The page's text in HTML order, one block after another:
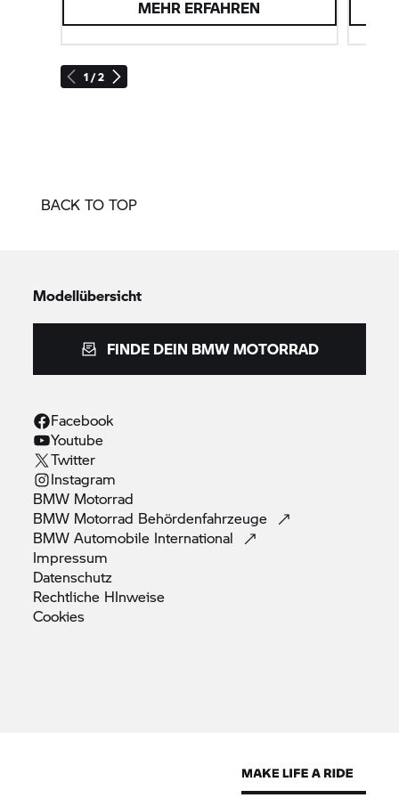
1 / 2
MEHR ERFAHREN
BACK TO TOP
Modellübersicht
FINDE DEIN BMW MOTORRAD
Facebook
Youtube
Twitter
Instagram
BMW Motorrad
BMW Motorrad Behördenfahrzeuge
BMW Automobile International
Impressum
Datenschutz
Rechtliche HInweise
Cookies